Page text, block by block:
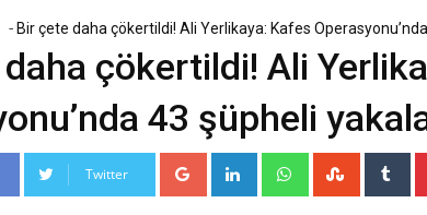
- Bir çete daha çökertildi! Ali Yerlikaya: Kafes
çökertildi! Ali
43 şüpheli
Twitter Google+ LinkedIn Whatsapp